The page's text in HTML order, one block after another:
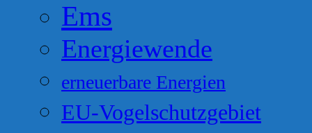
Ems
Energiewende
erneuerbare Energien
EU-Vogelschutzgebiet